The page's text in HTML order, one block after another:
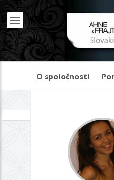
O spoločnosti